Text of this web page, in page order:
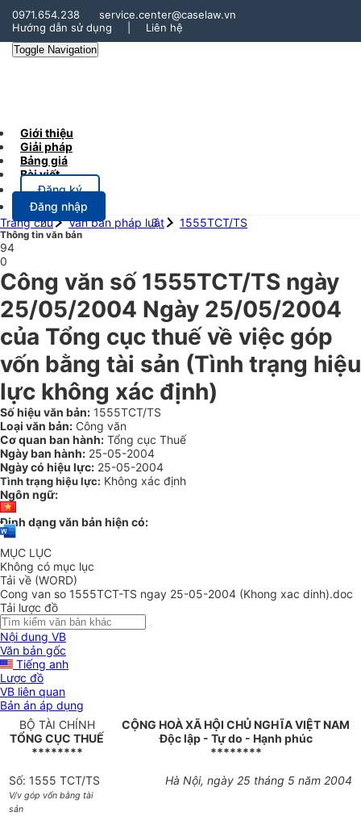
0971.654.238
service.center@caselaw.vn
Hướng dẫn sử dụng
Liên hệ
Toggle Navigation
Giới thiệu
Giải pháp
Bảng giá
Bài viết
Đăng ký
Đăng nhập
Trang chủ
Văn bản pháp luật 1555TCT/TS
Thông tin văn bản
94
0
Công văn số 1555TCT/TS ngày
25/05/2004 Ngày 25/05/2004
của Tổng cục thuế về việc góp
vốn bằng tài sản (Tình trạng hiệu
lực không xác định)
Số hiệu văn bản: 1555TCT/TS
Loại văn bản: Công văn
Cơ quan ban hành: Tổng cục Thuế
Ngày ban hành: 25-05-2004
Ngày có hiệu lực: 25-05-2004
Tình trạng hiệu lực: Không xác định
Ngôn ngữ:
Định dạng văn bản hiện có:
MỤC LỤC
Không có mục lục
Tải về (WORD)
Cong van so 1555TCT-TS ngay 25-05-2004 (Khong xac dinh).doc
Tải lược đồ
Nội dung VB
Văn bản gốc
Tiếng anh
Lược đồ
VB liên quan
Bản án áp dụng
BỘ TÀI CHÍNH
TỔNG CỤC THUẾ
********
CỘNG HOÀ XÃ HỘI CHỦ NGHĨA VIỆT NAM
Độc lập - Tự do - Hạnh phúc
********
Số: 1555 TCT/TS
V/v góp vốn bằng tài
sản
Hà Nội, ngày 25 tháng 5 năm 2004